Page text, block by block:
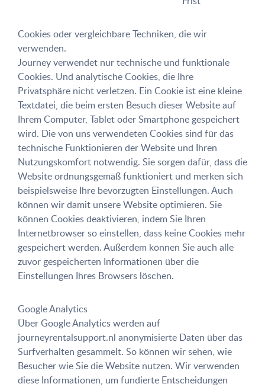
Cookies oder vergleichbare Techniken, die wir
verwenden.
Journey verwendet nur technische und funktionale
Cookies. Und analytische Cookies, die Ihre
Privatsphäre nicht verletzen. Ein Cookie ist eine kleine
Textdatei, die beim ersten Besuch dieser Website auf
Ihrem Computer, Tablet oder Smartphone gespeichert
wird. Die von uns verwendeten Cookies sind für das
technische Funktionieren der Website und Ihren
Nutzungskomfort notwendig. Sie sorgen dafür, dass die
Website ordnungsgemäß funktioniert und merken sich
beispielsweise Ihre bevorzugten Einstellungen. Auch
können wir damit unsere Website optimieren. Sie
können Cookies deaktivieren, indem Sie Ihren
Internetbrowser so einstellen, dass keine Cookies mehr
gespeichert werden. Außerdem können Sie auch alle
zuvor gespeicherten Informationen über die
Einstellungen Ihres Browsers löschen.
Google Analytics
Über Google Analytics werden auf
journeyrentalsupport.nl anonymisierte Daten über das
Surfverhalten gesammelt. So können wir sehen, wie
Besucher wie Sie die Website nutzen. Wir verwenden
diese Informationen, um fundierte Entscheidungen